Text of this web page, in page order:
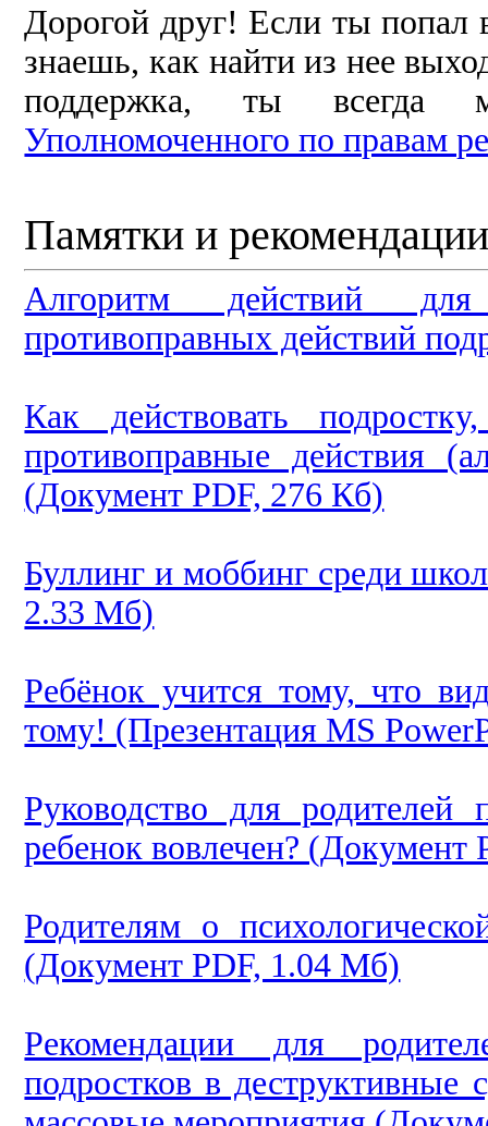
Дорогой друг! Если ты
знаешь, как найти из нее
поддержка, ты всегда
Уполномоченного по правам
Памятки и
Алгоритм действий
противоправных действий
Как действовать
противоправные действия
(Документ PDF, 276 Кб)
Буллинг и моббинг среди
2.33 Мб)
Ребёнок учится тому, что
тому! (Презентация MS
Руководство для
ребенок вовлечен?
Родителям о
(Документ PDF, 1.04 Мб)
Рекомендации для
подростков в деструктивные